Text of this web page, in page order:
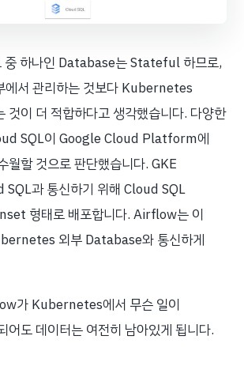
하나인 Database는 Stateful 하므로,
서 관리하는 것보다 Kubernetes
것이 더 적합하다고 생각했습니다. 다양한
SQL이 Google Cloud Platform에
월할 것으로 판단했습니다. GKE
SQL과 통신하기 위해 Cloud SQL
형태로 배포합니다. Airflow는 이
외부 Database와 통신하게
가 Kubernetes에서 무슨 일이
어도 데이터는 여전히 남아있게 됩니다.